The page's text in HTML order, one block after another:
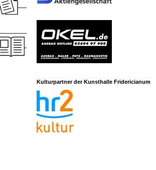
Kulturpartner der Kunsthalle Fridericianum